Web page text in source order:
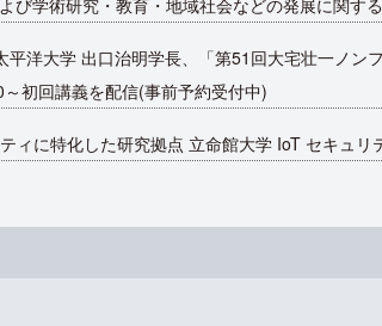
び学術研究・教育・地域社会などの発展に関す
洋大学 出口治明学長、「第51回大宅壮一ノン
初回講義を配信(事前予約受付中)
ィに特化した研究拠点 立命館大学 IoT セキュリ